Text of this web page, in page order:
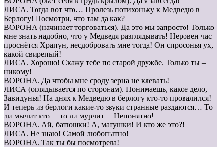
ЛИСА. Тогда вот что… Пролезь потихоньку к Медведю в
Берлогу! Посмотри, что там да как?
ВОРОНА (начинает торговаться). Да это мы запросто! Только
мне знать надобно, что у Медведя разглядывать! Неровен час
проснётся Храпун, несдобровать мне тогда! Он спросонья ух,
какой свирепый!
ЛИСА. Хорошо! Скажу тебе по старой дружбе. Только ты –
никому!
ВОРОНА. Да чтобы мне сроду зерна не клевать!
ЛИСА (оглядывается по сторонам). Понимаешь, какое дело,
Завидунья! На днях к Медведю в берлогу кто-то провалился!
И теперь из берлоги какие-то звуки странные раздаются… То
ли мычит кто… то ли мурчит… Непонятно!
ВОРОНА. Ай, батюшки! А, матушки! И кто же это?!
ЛИСА. Не знаю! Самой любопытно!
ВОРОНА. Так ты бы посмотрела!